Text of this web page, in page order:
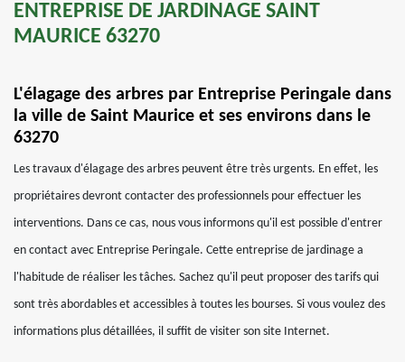
ENTREPRISE DE JARDINAGE SAINT
MAURICE 63270
L'élagage des arbres par Entreprise Peringale dans
la ville de Saint Maurice et ses environs dans le
63270
Les travaux d'élagage des arbres peuvent être très urgents. En effet, les
propriétaires devront contacter des professionnels pour effectuer les
interventions. Dans ce cas, nous vous informons qu'il est possible d'entrer
en contact avec Entreprise Peringale. Cette entreprise de jardinage a
l'habitude de réaliser les tâches. Sachez qu'il peut proposer des tarifs qui
sont très abordables et accessibles à toutes les bourses. Si vous voulez des
informations plus détaillées, il suffit de visiter son site Internet.